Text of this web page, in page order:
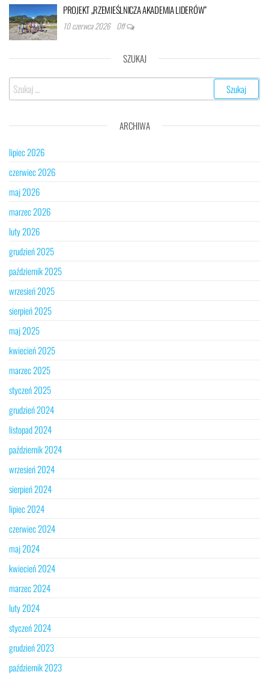
PROJEKT „RZEMIEŚLNICZA AKADEMIA LIDERÓW”
10 czerwca 2026 Off
SZUKAJ
Szukaj:
ARCHIWA
lipiec 2026
czerwiec 2026
maj 2026
marzec 2026
luty 2026
grudzień 2025
październik 2025
wrzesień 2025
sierpień 2025
maj 2025
kwiecień 2025
marzec 2025
styczeń 2025
grudzień 2024
listopad 2024
październik 2024
wrzesień 2024
sierpień 2024
lipiec 2024
czerwiec 2024
maj 2024
kwiecień 2024
marzec 2024
luty 2024
styczeń 2024
grudzień 2023
październik 2023